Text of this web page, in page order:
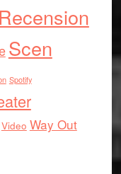
Recension
Scen
Spotify
Video Way Out